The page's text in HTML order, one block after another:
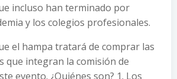
incluso han terminado por
y los colegios profesionales.
el hampa tratará de comprar las
que integran la comisión de
evento. ¿Quiénes son? 1. Los